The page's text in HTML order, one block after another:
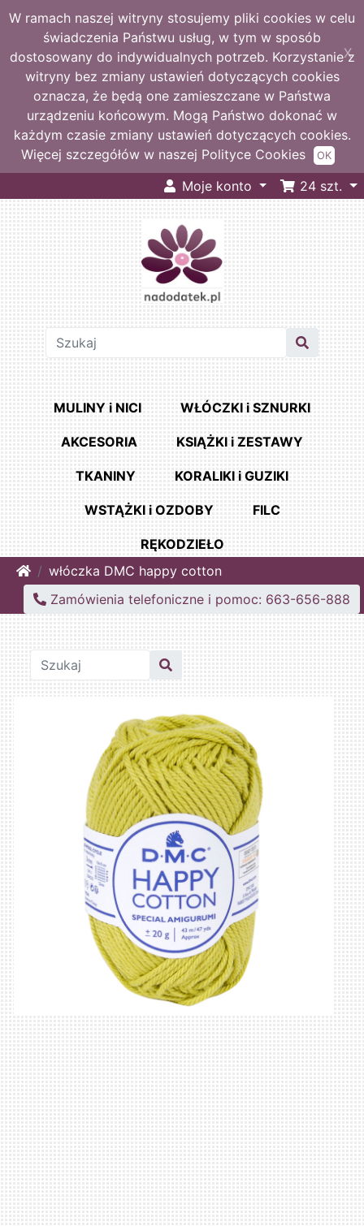
W ramach naszej witryny stosujemy pliki cookies w celu
świadczenia Państwu usług, w tym w sposób
dostosowany do indywidualnych potrzeb. Korzystanie z
witryny bez zmiany ustawień dotyczących cookies
oznacza, że będą one zamieszczane w Państwa
urządzeniu końcowym. Mogą Państwo dokonać w
każdym czasie zmiany ustawień dotyczących cookies.
Więcej szczegółów w naszej Polityce Cookies
X
OK
Moje konto 24 szt.
MULINY i NICI WŁÓCZKI i SZNURKI
AKCESORIA KSIĄŻKI i ZESTAWY
TKANINY KORALIKI i GUZIKI
WSTĄŻKI i OZDOBY FILC
RĘKODZIEŁO
Homewłóczka DMC happy cotton
Zamówienia telefoniczne i pomoc: 663-656-888